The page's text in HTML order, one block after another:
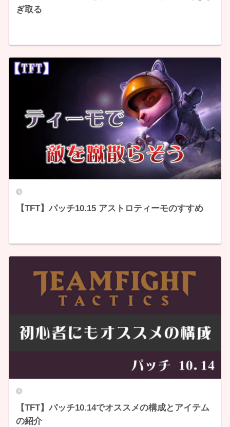
ぎ取る
【TFT】パッチ10.15 アストロティーモのすすめ
【TFT】パッチ10.14でオススメの構成とアイテム
の紹介